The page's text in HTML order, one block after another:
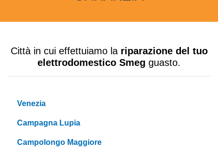
Città in cui effettuiamo la riparazione del tuo
elettrodomestico Smeg guasto.
Venezia
Campagna Lupia
Campolongo Maggiore